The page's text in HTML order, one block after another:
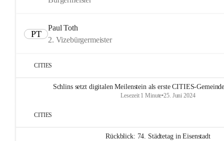
PT
Paul Toth
2. Vizebürgermeister
CITIES
Schlins setzt digitalen Meilenstein als erste CITIES-
Lesezeit 1 Minute•25. Juni 2024
CITIES
Rückblick: 74. Städtetag in Eisenstadt